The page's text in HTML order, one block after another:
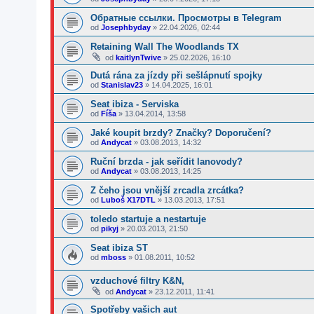
Обратные ссылки. Просмотры в Telegram
od Josephbyday » 22.04.2026, 02:44
Retaining Wall The Woodlands TX
od kaitlynTwive » 25.02.2026, 16:10
Dutá rána za jízdy při sešlápnutí spojky
od Stanislav23 » 14.04.2025, 16:01
Seat ibiza - Serviska
od Fíša » 13.04.2014, 13:58
Jaké koupit brzdy? Značky? Doporučení?
od Andycat » 03.08.2013, 14:32
Ruční brzda - jak seřídit lanovody?
od Andycat » 03.08.2013, 14:25
Z čeho jsou vnější zrcadla zrcátka?
od Luboš X17DTL » 13.03.2013, 17:51
toledo startuje a nestartuje
od pikyj » 20.03.2013, 21:50
Seat ibiza ST
od mboss » 01.08.2011, 10:52
vzduchové filtry K&N,
od Andycat » 23.12.2011, 11:41
Spotřeby vašich aut